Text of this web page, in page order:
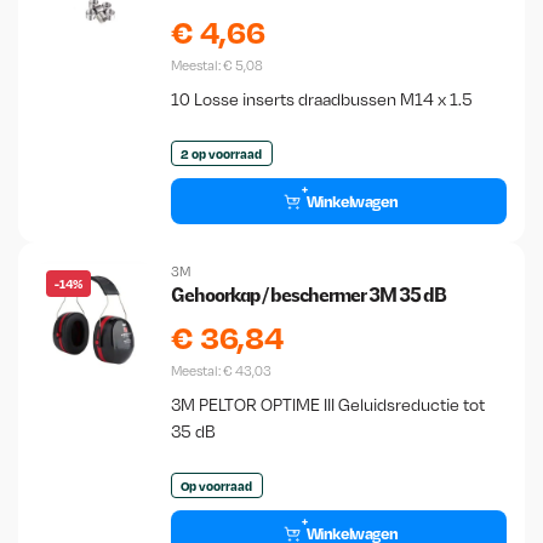
€4,66
Meestal:€ 5,08
10 Losse inserts draadbussen M14 x 1.5
2 op voorraad
Winkelwagen
-14%
3M
Gehoorkap / beschermer 3M 35 dB
€ 36,84
Meestal:€ 43,03
3M PELTOR OPTIME III Geluidsreductie tot
35 dB
Op voorraad
Winkelwagen